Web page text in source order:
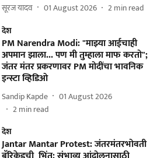
सूरज यादव 01 August 2026 2min read
देश
PM Narendra Modi: "माझ्या आईचाही
अपमान झाला... पण मी तुम्हाला माफ करतो";
जंतर मंतर प्रकरणावर PM मोदींचा भावनिक
इन्स्टा व्हिडिओ
Sandip Kapde
01 August 2026
2min read
देश
Jantar Mantar Protest: जंतरमंतरभोवती